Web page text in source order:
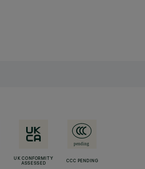
UK CONFORMITY
ASSESSED
CCC PENDING